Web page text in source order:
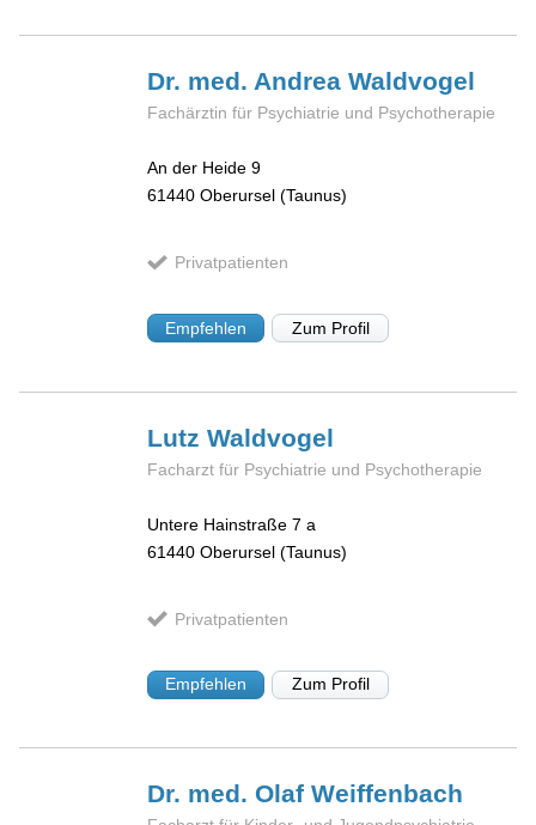
Dr. med. AndreaWaldvogel
Fachärztin für Psychiatrie und Psychotherapie
An der Heide 9
61440 Oberursel (Taunus)
Privatpatienten
Empfehlen Zum Profil
LutzWaldvogel
Facharzt für Psychiatrie und Psychotherapie
Untere Hainstraße 7 a
61440 Oberursel (Taunus)
Privatpatienten
Empfehlen Zum Profil
Dr. med. OlafWeiffenbach